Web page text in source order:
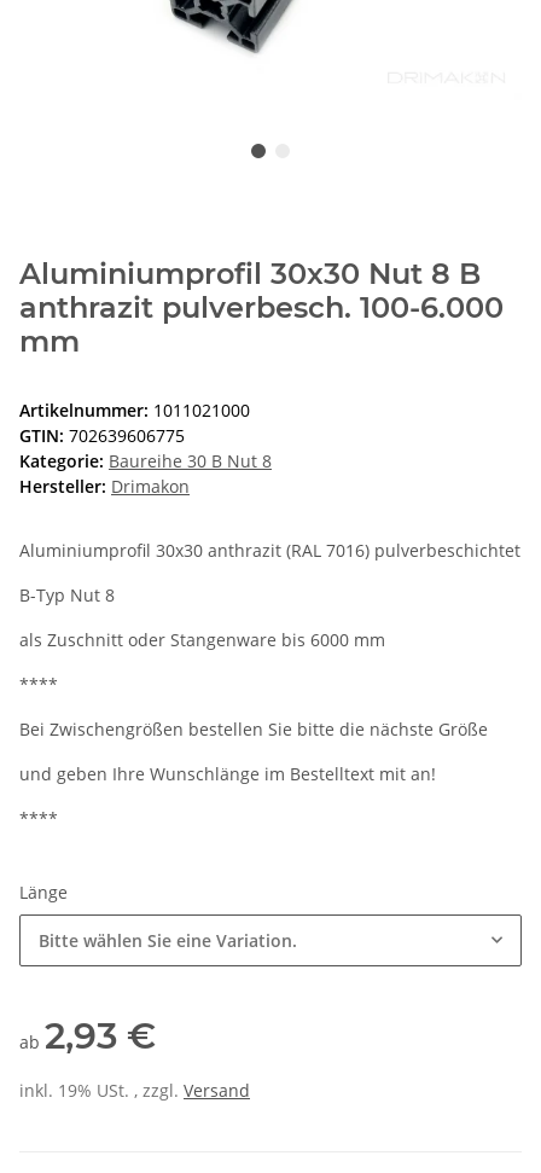
Aluminiumprofil 30x30 Nut 8 B
anthrazit pulverbesch. 100-6.000
mm
Artikelnummer: 1011021000
GTIN: 702639606775
Kategorie: Baureihe 30 B Nut 8
Hersteller: Drimakon
Aluminiumprofil 30x30 anthrazit (RAL 7016) pulverbeschichtet
B-Typ Nut 8
als Zuschnitt oder Stangenware bis 6000 mm
****
Bei Zwischengrößen bestellen Sie bitte die nächste Größe
und geben Ihre Wunschlänge im Bestelltext mit an!
****
Länge
Bitte wählen Sie eine Variation.
ab 2,93 €
inkl. 19% USt. , zzgl. Versand